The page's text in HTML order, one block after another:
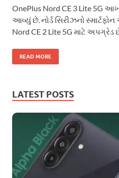
OnePlus Nord CE 3 Lite 5G
આવ્યું છે. નોર્ડ સિરીઝનો
Nord CE 2 Lite 5G માટે અપગ્રેડ
READ MORE
LATEST POSTS